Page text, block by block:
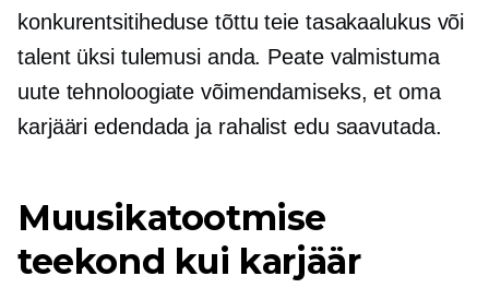
konkurentsitiheduse tõttu teie tasakaalukus või
talent üksi tulemusi anda. Peate valmistuma
uute tehnoloogiate võimendamiseks, et oma
karjääri edendada ja rahalist edu saavutada.
Muusikatootmise
teekond kui karjäär